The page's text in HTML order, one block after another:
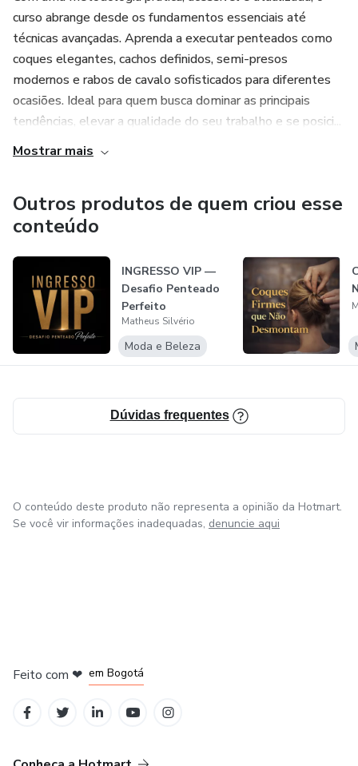
na área da beleza.
Transforme sua paixão por penteados em uma carreira de
sucesso com quem entende do assunto! Inscreva-se já e
comece sua jornada rumo à excelência profissional.
curso abrange desde os fundamentos essenciais até
técnicas avançadas. Aprenda a executar penteados como
coques elegantes, cachos definidos, semi-presos
modernos e rabos de cavalo sofisticados para diferentes
ocasiões. Ideal para quem busca dominar as principais
tendências, elevar a qualidade do seu trabalho e se posici...
Mostrar mais
Outros produtos de quem criou esse
conteúdo
INGRESSO VIP —
Desafio Penteado
Perfeito
Matheus Silvério
Moda e Beleza
Dúvidas frequentes
O conteúdo deste produto não representa a opinião da Hotmart.
Se você vir informações inadequadas, denuncie aqui
Feito com ❤ em Bogotá